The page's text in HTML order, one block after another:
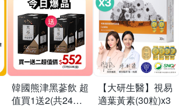
韓國熊津黑蔘飲 超
值買1送2(共24入
【大研生醫】視易
適葉黃素(30粒)x3